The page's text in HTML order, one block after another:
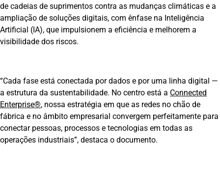
de cadeias de suprimentos contra as mudanças climáticas e a
ampliação de soluções digitais, com ênfase na Inteligência
Artificial (IA), que impulsionem a eficiência e melhorem a
visibilidade dos riscos.
“Cada fase está conectada por dados e por uma linha digital —
a estrutura da sustentabilidade. No centro está a Connected
Enterprise®, nossa estratégia em que as redes no chão de
fábrica e no âmbito empresarial convergem perfeitamente para
conectar pessoas, processos e tecnologias em todas as
operações industriais”, destaca o documento.